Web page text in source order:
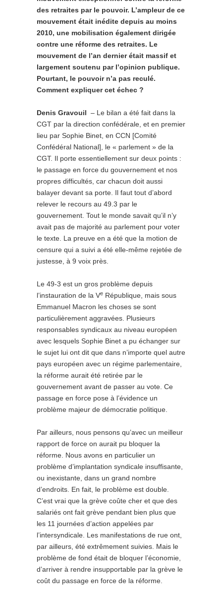
des retraites par le pouvoir. L’ampleur de ce
mouvement était inédite depuis au moins
2010, une mobilisation également dirigée
contre une réforme des retraites. Le
mouvement de l’an dernier était massif et
largement soutenu par l’opinion publique.
Pourtant, le pouvoir n’a pas reculé.
Comment expliquer cet échec ?
Denis Gravouil – Le bilan a été fait dans la
CGT par la direction confédérale, et en premier
lieu par Sophie Binet, en CCN [Comité
Confédéral National], le « parlement » de la
CGT. Il porte essentiellement sur deux points :
le passage en force du gouvernement et nos
propres difficultés, car chacun doit aussi
balayer devant sa porte. Il faut tout d’abord
relever le recours au 49.3 par le
gouvernement. Tout le monde savait qu’il n’y
avait pas de majorité au parlement pour voter
le texte. La preuve en a été que la motion de
censure qui a suivi a été elle-même rejetée de
justesse, à 9 voix près.
Le 49-3 est un gros problème depuis
l’instauration de la Ve République, mais sous
Emmanuel Macron les choses se sont
particulièrement aggravées. Plusieurs
responsables syndicaux au niveau européen
avec lesquels Sophie Binet a pu échanger sur
le sujet lui ont dit que dans n’importe quel autre
pays européen avec un régime parlementaire,
la réforme aurait été retirée par le
gouvernement avant de passer au vote. Ce
passage en force pose à l’évidence un
problème majeur de démocratie politique.
Par ailleurs, nous pensons qu’avec un meilleur
rapport de force on aurait pu bloquer la
réforme. Nous avons en particulier un
problème d’implantation syndicale insuffisante,
ou inexistante, dans un grand nombre
d’endroits. En fait, le problème est double.
C’est vrai que la grève coûte cher et que des
salariés ont fait grève pendant bien plus que
les 11 journées d’action appelées par
l’intersyndicale. Les manifestations de rue ont,
par ailleurs, été extrêmement suivies. Mais le
problème de fond était de bloquer l’économie,
d’arriver à rendre insupportable par la grève le
coût du passage en force de la réforme.